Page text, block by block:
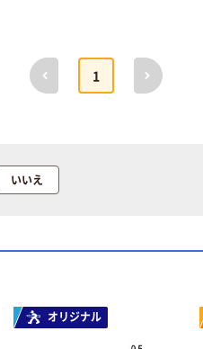
前へ
1
次へ
いいえ
オリジナル
デビカ 水玉ふう
せん
人気商品
￥434~